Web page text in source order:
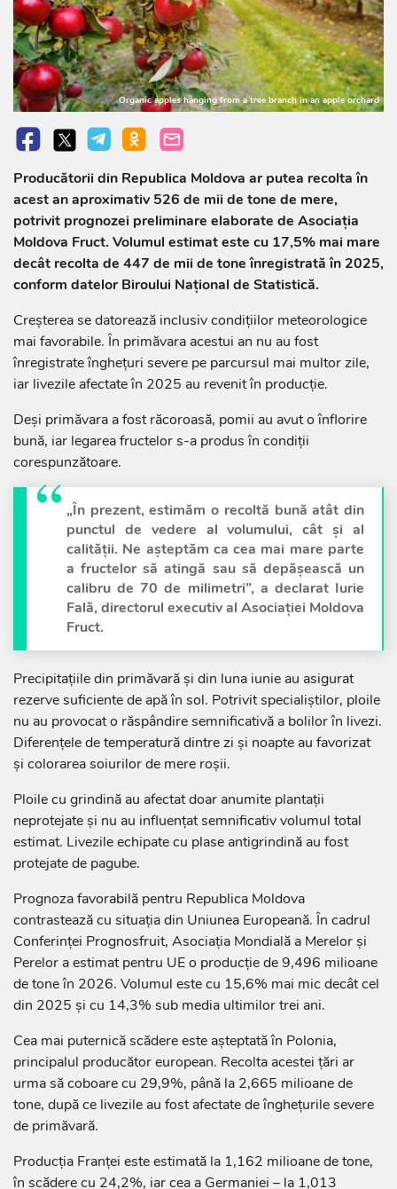
Organic apples hanging from a tree branch in an apple orchard
Producătorii din Republica Moldova ar putea recolta în
acest an aproximativ 526 de mii de tone de mere,
potrivit prognozei preliminare elaborate de Asociația
Moldova Fruct. Volumul estimat este cu 17,5% mai mare
decât recolta de 447 de mii de tone înregistrată în 2025,
conform datelor Biroului Național de Statistică.
Creșterea se datorează inclusiv condițiilor meteorologice
mai favorabile. În primăvara acestui an nu au fost
înregistrate înghețuri severe pe parcursul mai multor zile,
iar livezile afectate în 2025 au revenit în producție.
Deși primăvara a fost răcoroasă, pomii au avut o înflorire
bună, iar legarea fructelor s-a produs în condiții
corespunzătoare.
„În prezent, estimăm o recoltă bună atât din
punctul de vedere al volumului, cât și al
calității. Ne așteptăm ca cea mai mare parte
a fructelor să atingă sau să depășească un
calibru de 70 de milimetri”, a declarat Iurie
Fală, directorul executiv al Asociației Moldova
Fruct.
Precipitațiile din primăvară și din luna iunie au asigurat
rezerve suficiente de apă în sol. Potrivit specialiștilor, ploile
nu au provocat o răspândire semnificativă a bolilor în livezi.
Diferențele de temperatură dintre zi și noapte au favorizat
și colorarea soiurilor de mere roșii.
Ploile cu grindină au afectat doar anumite plantații
neprotejate și nu au influențat semnificativ volumul total
estimat. Livezile echipate cu plase antigrindină au fost
protejate de pagube.
Prognoza favorabilă pentru Republica Moldova
contrastează cu situația din Uniunea Europeană. În cadrul
Conferinței Prognosfruit, Asociația Mondială a Merelor și
Perelor a estimat pentru UE o producție de 9,496 milioane
de tone în 2026. Volumul este cu 15,6% mai mic decât cel
din 2025 și cu 14,3% sub media ultimilor trei ani.
Cea mai puternică scădere este așteptată în Polonia,
principalul producător european. Recolta acestei țări ar
urma să coboare cu 29,9%, până la 2,665 milioane de
tone, după ce livezile au fost afectate de înghețurile severe
de primăvară.
Producția Franței este estimată la 1,162 milioane de tone,
în scădere cu 24,2%, iar cea a Germaniei – la 1,013